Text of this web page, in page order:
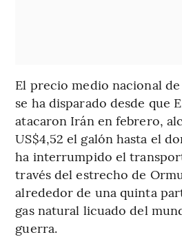
El precio medio nacional
se ha disparado desde que
atacaron Irán en febrero,
US$4,52 el galón hasta el
ha interrumpido el
través del estrecho de
alrededor de una quinta
gas natural licuado del
guerra.